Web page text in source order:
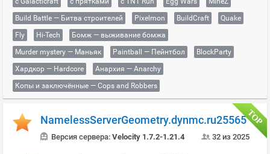
Build Battle — Битва строителей
Pixelmon BuildCraft
Quake
Fly
Hi-Tech
Бомж — выживание бомжа
Murder mystery — Маньяк
Paintball — Пейнтбол
BlockParty
Хардкор — Hardcore
Анархия — Anarchy
Копы и заключённые — Cops and Robbers
NamelessServerGeometry.dynmc.ru25565
Версия сервера: Velocity 1.7.2-1.21.4 32 из 2025